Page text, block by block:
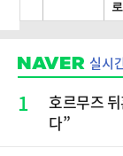
실시
1
호르무즈
다”